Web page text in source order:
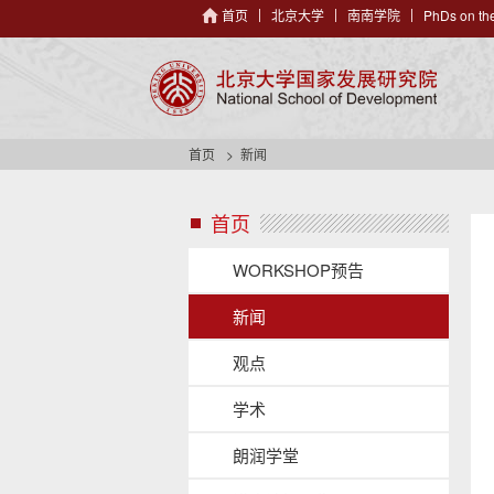
首页 北京大学 南南学院 PhDs on
首页 新闻
首页 s
d
e
n
a
v
h
e
a
d
e
WORKSHOP预告
新闻
观点
学术
朗润学堂